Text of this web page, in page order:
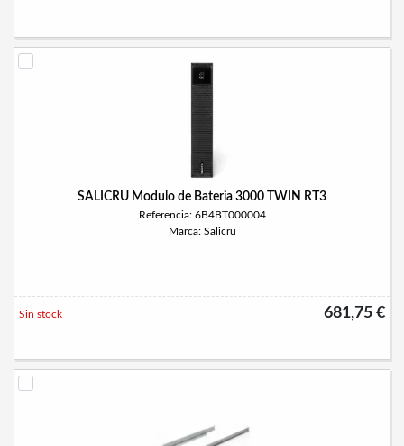
SALICRU Modulo de Bateria 3000 TWIN RT3
Referencia: 6B4BT000004
Marca: Salicru
681,75 €
Sin stock